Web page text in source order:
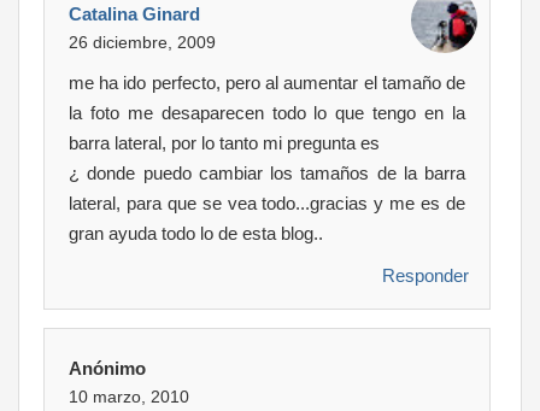
Catalina Ginard
26 diciembre, 2009
me ha ido perfecto, pero al aumentar el tamaño de
la foto me desaparecen todo lo que tengo en la
barra lateral, por lo tanto mi pregunta es
¿ donde puedo cambiar los tamaños de la barra
lateral, para que se vea todo...gracias y me es de
gran ayuda todo lo de esta blog..
Responder
Anónimo
10 marzo, 2010